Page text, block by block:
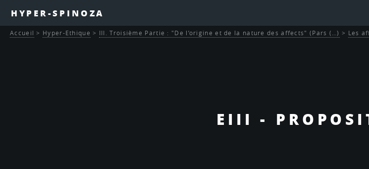
HYPER-SPINOZA
EIII -
Accueil > Hyper-Ethique > III. Troisième Partie : "De l’origine et de la nature des affects" (Pars (…) > Les